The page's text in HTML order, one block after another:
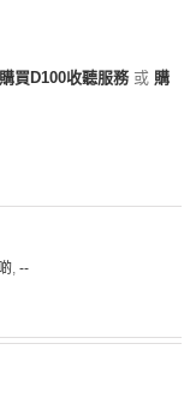
購買D100收聽服務 或 購
, --